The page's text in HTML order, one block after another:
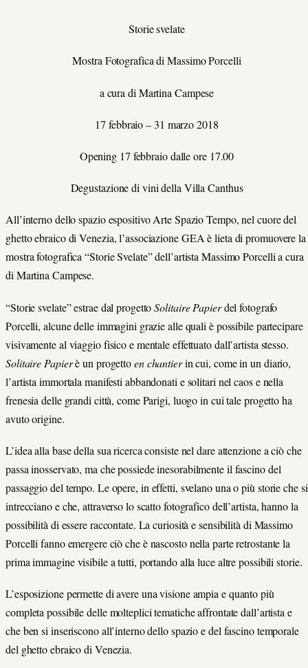
Storie svelate
Mostra Fotografica di Massimo Porcelli
a cura di Martina Campese
17 febbraio – 31 marzo 2018
Opening 17 febbraio dalle ore 17.00
Degustazione di vini della Villa Canthus
All’interno dello spazio espositivo Arte Spazio Tempo, nel cuore del
ghetto ebraico di Venezia, l’associazione GEA è lieta di promuovere la
mostra fotografica “Storie Svelate” dell’artista Massimo Porcelli a cura
di Martina Campese.
“Storie svelate” estrae dal progettoSolitaire Papierdel fotografo
Porcelli, alcune delle immagini grazie alle quali è possibile partecipare
visivamente al viaggio fisico e mentale effettuato dall’artista stesso.
Solitaire Papierè un progettoen chantierin cui, come in un diario,
l’artista immortala manifesti abbandonati e solitari nel caos e nella
frenesia delle grandi città, come Parigi, luogo in cui tale progetto ha
avuto origine.
L’idea alla base della sua ricerca consiste nel dare attenzione a ciò che
passa inosservato, ma che possiede inesorabilmente il fascino del
passaggio del tempo. Le opere, in effetti, svelano una o più storie che si
intrecciano e che, attraverso lo scatto fotografico dell’artista, hanno la
possibilità di essere raccontate. La curiosità e sensibilità di Massimo
Porcelli fanno emergere ciò che è nascosto nella parte retrostante la
prima immagine visibile a tutti, portando alla luce altre possibili storie.
L’esposizione permette di avere una visione ampia e quanto più
completa possibile delle molteplici tematiche affrontate dall’artista e
che ben si inseriscono all’interno dello spazio e del fascino temporale
del ghetto ebraico di Venezia.